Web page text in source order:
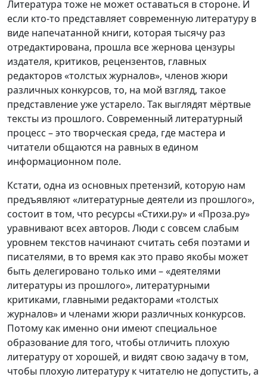
Литература тоже не может оставаться в стороне. И
если кто-то представляет современную литературу в
виде напечатанной книги, которая тысячу раз
отредактирована, прошла все жернова цензуры
издателя, критиков, рецензентов, главных
редакторов «толстых журналов», членов жюри
различных конкурсов, то, на мой взгляд, такое
представление уже устарело. Так выглядят мёртвые
тексты из прошлого. Современный литературный
процесс – это творческая среда, где мастера и
читатели общаются на равных в едином
информационном поле.
Кстати, одна из основных претензий, которую нам
предъявляют «литературные деятели из прошлого»,
состоит в том, что ресурсы «Стихи.ру» и «Проза.ру»
уравнивают всех авторов. Люди с совсем слабым
уровнем текстов начинают считать себя поэтами и
писателями, в то время как это право якобы может
быть делегировано только ими – «деятелями
литературы из прошлого», литературными
критиками, главными редакторами «толстых
журналов» и членами жюри различных конкурсов.
Потому как именно они имеют специальное
образование для того, чтобы отличить плохую
литературу от хорошей, и видят свою задачу в том,
чтобы плохую литературу к читателю не допустить, а